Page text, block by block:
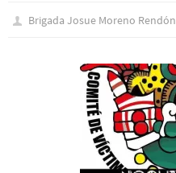
Brigada Josue Moreno Rendón